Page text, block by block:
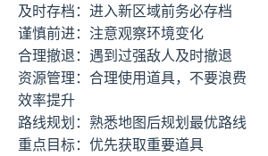
及时存档：进入新区域前务必存档
谨慎前进：注意观察环境变化
合理撤退：遇到过强敌人及时撤退
资源管理：合理使用道具，不要浪费
效率提升
路线规划：熟悉地图后规划最优路线
重点目标：优先获取重要道具